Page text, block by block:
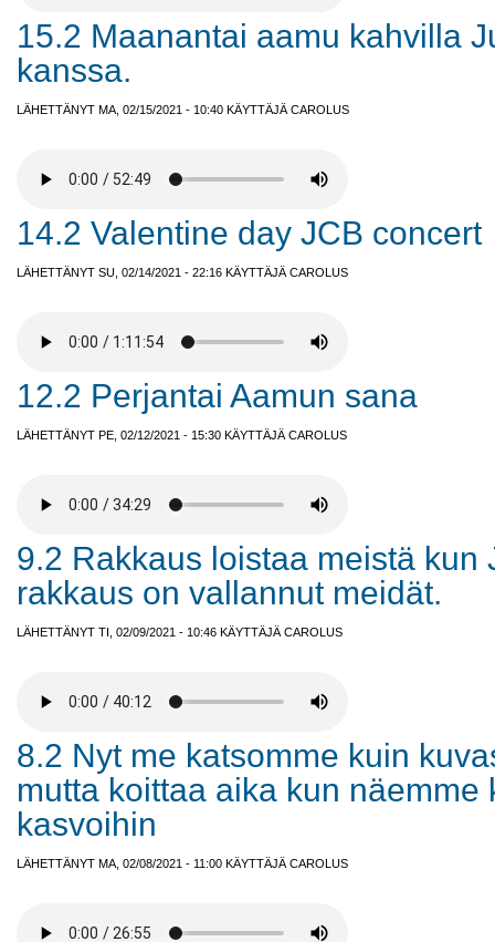
15.2 Maanantai aamu kahvilla
kanssa.
LÄHETTÄNYT MA, 02/15/2021 - 10:40 KÄYTTÄJÄ CAROLUS
14.2 Valentine day JCB concert
LÄHETTÄNYT SU, 02/14/2021 - 22:16 KÄYTTÄJÄ CAROLUS
12.2 Perjantai Aamun sana
LÄHETTÄNYT PE, 02/12/2021 - 15:30 KÄYTTÄJÄ CAROLUS
9.2 Rakkaus loistaa meistä kun
rakkaus on vallannut meidät.
LÄHETTÄNYT TI, 02/09/2021 - 10:46 KÄYTTÄJÄ CAROLUS
8.2 Nyt me katsomme kuin
mutta koittaa aika kun näemme
kasvoihin
LÄHETTÄNYT MA, 02/08/2021 - 11:00 KÄYTTÄJÄ CAROLUS